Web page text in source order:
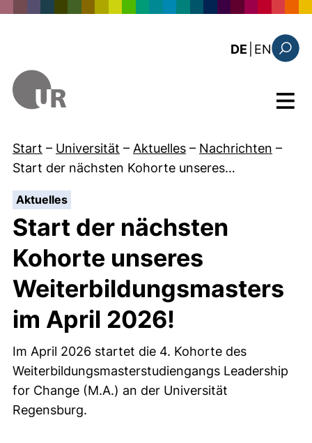
DE EN: the
Menü
Start – Universität – Aktuelles – Nachrichten –
Start der nächsten Kohorte unseres…
Aktuelles:
Start der nächsten
Kohorte unseres
Weiterbildungsmasters
im April 2026!
Im April 2026 startet die 4. Kohorte des
Weiterbildungsmasterstudiengangs Leadership
for Change (M.A.) an der Universität
Regensburg.